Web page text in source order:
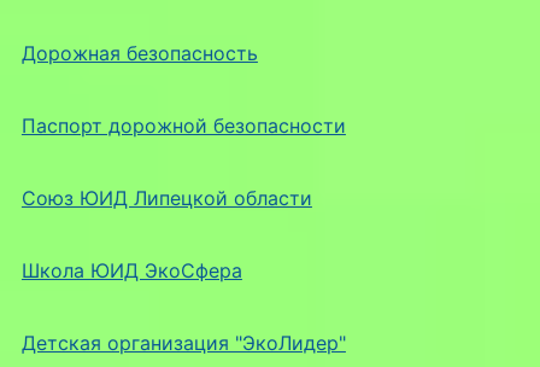
Дорожная безопасность
Паспорт дорожной безопасности
Союз ЮИД Липецкой области
Школа ЮИД ЭкоСфера
Детская организация "ЭкоЛидер"